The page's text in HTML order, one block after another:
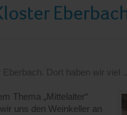
Dort haben wir viel ...
Thema „Mittelalter“
uns den Weinkeller an